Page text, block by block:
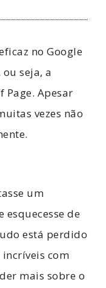
no Google
seja, a
Page. Apesar
vezes não
um
esquecesse de
está perdido
com
mais sobre o